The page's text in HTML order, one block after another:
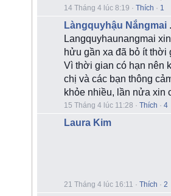
14 Tháng 4 lúc 8:19 · Thích · 1
Làngquyhậu Nắngmai .
Langquyhaunangmai
hửu gần xa đã bỏ ít thời
Vì thời gian có hạn nên
chị và các bạn thông
khỏe nhiều, lần nửa xin
15 Tháng 4 lúc 11:28 · Thích · 4
Laura Kim
21 Tháng 4 lúc 16:11 · Thích · 2